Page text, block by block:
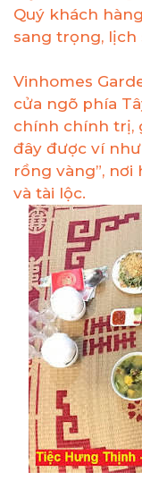
Quý khách
sang trọng, lịch
Vinhomes
cửa ngõ phía
chính chính trị,
đây được ví
rồng vàng”,
và tài lộc.